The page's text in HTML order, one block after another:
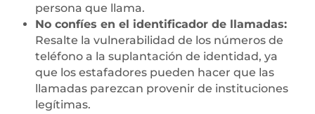
persona que llama.
No confíes en el identificador de llamadas:
Resalte la vulnerabilidad de los números de
teléfono a la suplantación de identidad, ya
que los estafadores pueden hacer que las
llamadas parezcan provenir de instituciones
legítimas.